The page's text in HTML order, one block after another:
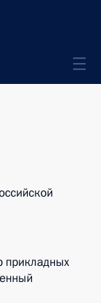
прикладных